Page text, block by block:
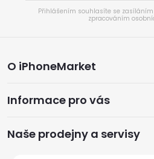
Přihlášením souhlasíte se
zpracováním
á
p
a
O iPhoneMarket
Informace pro vás
Naše prodejny a servisy